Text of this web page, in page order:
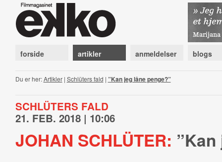
forside artikler anmeldelser blogs
Du er her:Artikler| Schlüters fald | ”Kan jeg låne penge?”
SCHLÜTERS FALD
21. FEB. 2018 | 10:06
JOHAN SCHLÜTER: